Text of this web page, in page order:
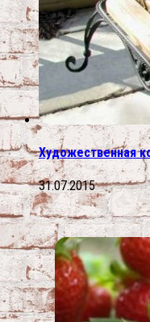
Художественная
31.07.2015